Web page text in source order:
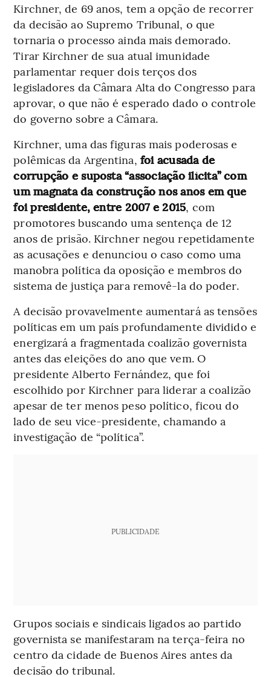
Kirchner, de 69 anos, tem a opção de recorrer
da decisão ao Supremo Tribunal, o que
tornaria o processo ainda mais demorado.
Tirar Kirchner de sua atual imunidade
parlamentar requer dois terços dos
legisladores da Câmara Alta do Congresso para
aprovar, o que não é esperado dado o controle
do governo sobre a Câmara.
Kirchner, uma das figuras mais poderosas e
polêmicas da Argentina, foi acusada de
corrupção e suposta “associação ilícita” com
um magnata da construção nos anos em que
foi presidente, entre 2007 e 2015, com
promotores buscando uma sentença de 12
anos de prisão. Kirchner negou repetidamente
as acusações e denunciou o caso como uma
manobra política da oposição e membros do
sistema de justiça para removê-la do poder.
A decisão provavelmente aumentará as tensões
políticas em um país profundamente dividido e
energizará a fragmentada coalizão governista
antes das eleições do ano que vem. O
presidente Alberto Fernández, que foi
escolhido por Kirchner para liderar a coalizão
apesar de ter menos peso político, ficou do
lado de seu vice-presidente, chamando a
investigação de “política”.
PUBLICIDADE
Grupos sociais e sindicais ligados ao partido
governista se manifestaram na terça-feira no
centro da cidade de Buenos Aires antes da
decisão do tribunal.